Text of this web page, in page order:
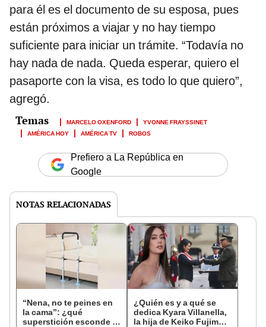
para él es el documento de su esposa, pues
están próximos a viajar y no hay tiempo
suficiente para iniciar un trámite. “Todavía no
hay nada de nada. Queda esperar, quiero el
pasaporte con la visa, es todo lo que quiero”,
agregó.
MARCELO OXENFORD
YVONNE FRAYSSINET
AMÉRICA HOY
AMÉRICA TV ROBOS
Prefiero a La República en
Google
NOTAS RELACIONADAS
“Nena, no te peines en
la cama”: ¿qué
superstición esconde la
¿Quién es y a qué se
dedica Kyara Villanella,
la hija de Keiko Fujimori